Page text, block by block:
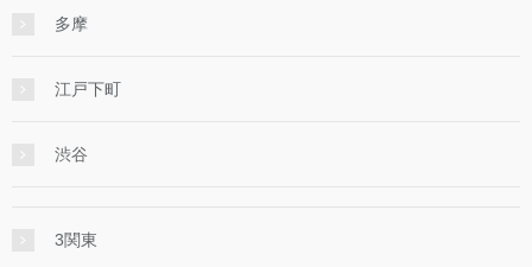
多摩
江戸下町
渋谷
3関東